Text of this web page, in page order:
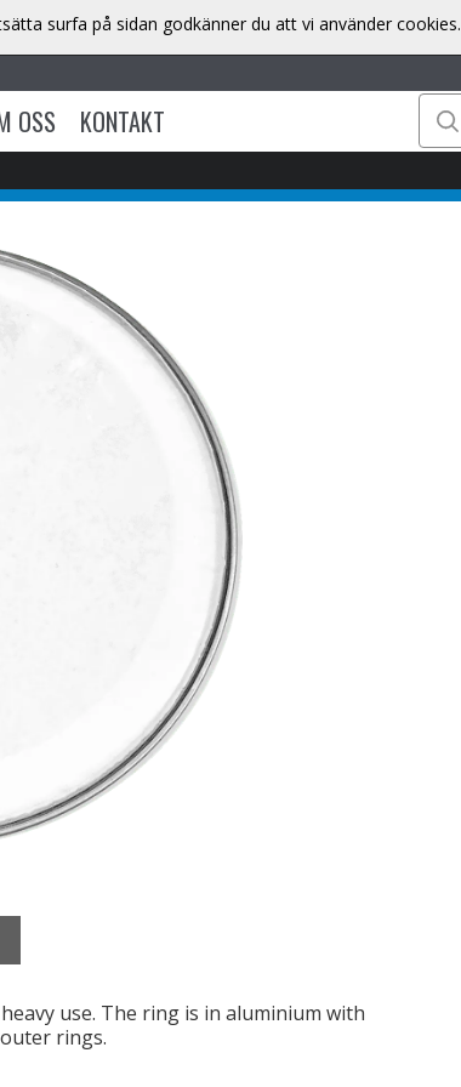
OSS KONTAKT
use. The ring is in aluminium with
rings.
surfa på sidan godkänner du att vi använder cookies.